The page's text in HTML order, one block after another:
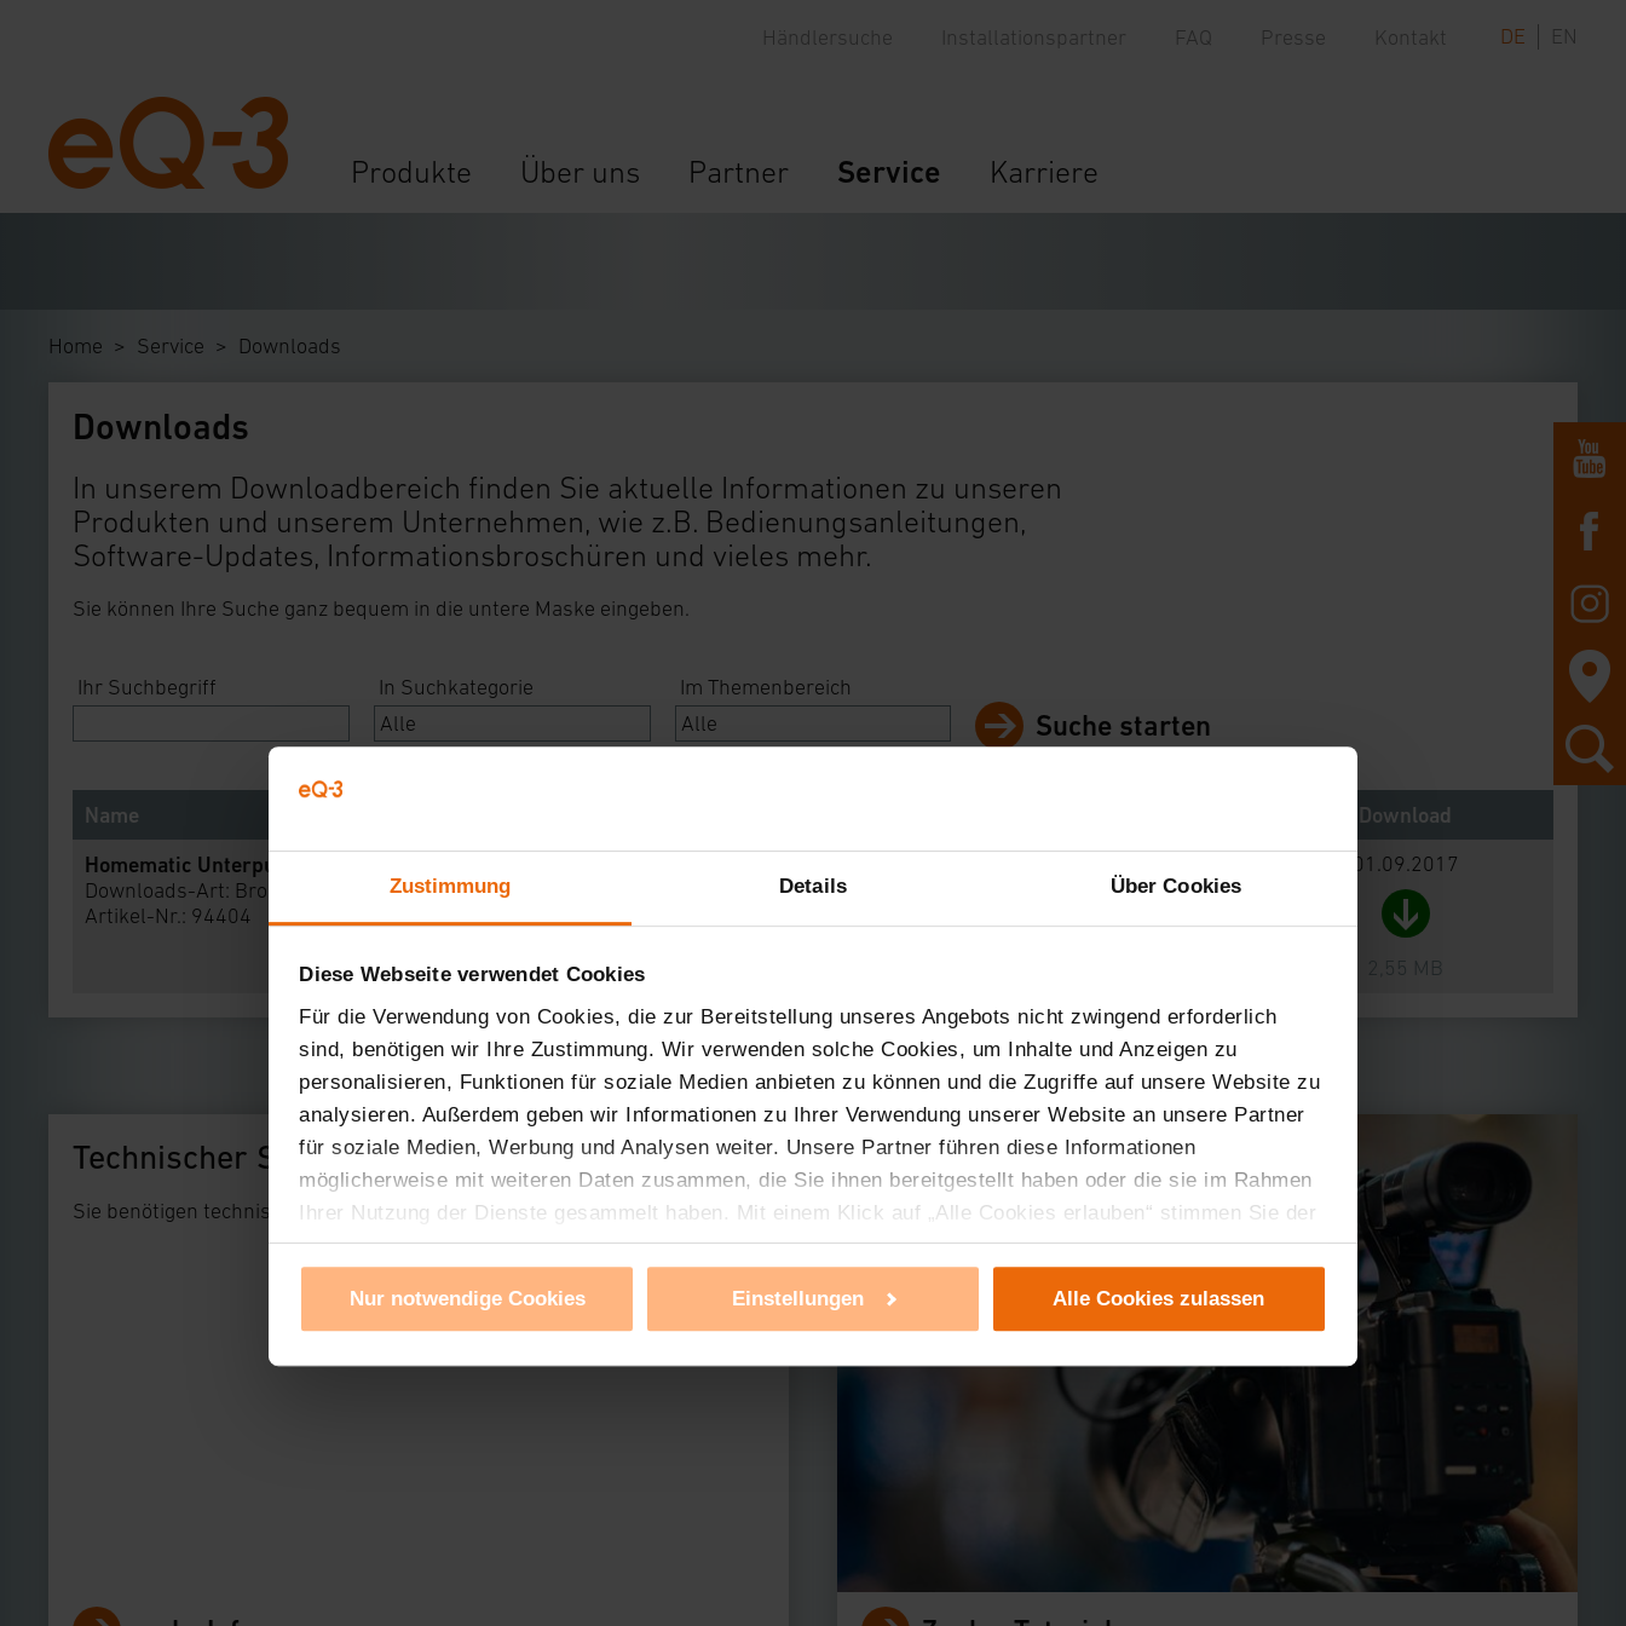
Zustimmung Details Über Cookies
Diese Webseite verwendet Cookies
Für die Verwendung von Cookies, die zur Bereitstellung unseres Angebots nicht zwingend erforderlich
sind, benötigen wir Ihre Zustimmung. Wir verwenden solche Cookies, um Inhalte und Anzeigen zu
personalisieren, Funktionen für soziale Medien anbieten zu können und die Zugriffe auf unsere Website zu
analysieren. Außerdem geben wir Informationen zu Ihrer Verwendung unserer Website an unsere Partner
für soziale Medien, Werbung und Analysen weiter. Unsere Partner führen diese Informationen
möglicherweise mit weiteren Daten zusammen, die Sie ihnen bereitgestellt haben oder die sie im Rahmen
Ihrer Nutzung der Dienste gesammelt haben. Mit einem Klick auf „Alle Cookies erlauben“ stimmen Sie der
Verwendung von Cookies für alle vorgenannten Zwecke zu. Eine detaillierte Auflistung der einzelnen
Sie können die Verwendung nicht notwendiger Cookies ablehnen oder ihr ganz oder teilweise zustimmen.
widerrufen. Ihre Browser-Einstellungen können dazu führen, dass die Einstellungen nicht längerfristig
Nur notwendige Cookies Einstellungen Alle Cookies zulassen
Navigation
Produkte Über uns Partner Service Karriere
Händlersuche Installationspartner FAQ Presse Kontakt DE EN
Home Service Downloads
Downloads
In unserem Downloadbereich finden Sie aktuelle Informationen zu unseren
Produkten und unserem Unternehmen, wie z.B. Bedienungsanleitungen,
Software-Updates, Informationsbroschüren und vieles mehr.
Sie können Ihre Suche ganz bequem in die untere Maske eingeben.
Ihr Suchbegriff In Suchkategorie Im Themenbereich
Suche starten
Name
Download
Homematic Unterputz-Aktoren für Markenschalter
Downloads-Art: Broschüre
Artikel-Nr.: 94404
01.09.2017
2,55 MB
Technischer Support
Sie benötigen technischen Support bei einem unserer Produkte?